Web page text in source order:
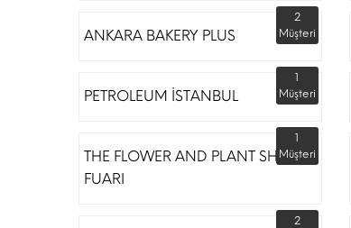
ANKARA BAKERY PLUS
2
Müşteri
PETROLEUM İSTANBUL
1
Müşteri
THE FLOWER AND PLANT SHOW
FUARI
1
Müşteri
2